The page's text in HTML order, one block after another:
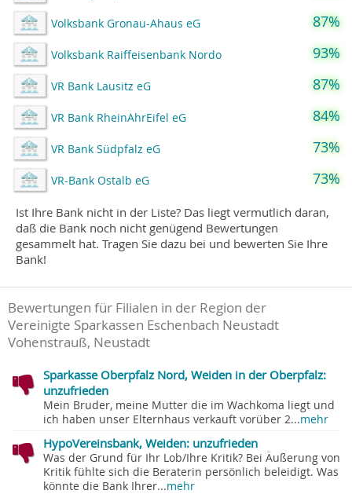
Volksbank Gronau-Ahaus eG 87%
Volksbank Raiffeisenbank Nordo 93%
VR Bank Lausitz eG 87%
VR Bank RheinAhrEifel eG 84%
VR Bank Südpfalz eG 73%
VR-Bank Ostalb eG 73%
Ist Ihre Bank nicht in der Liste? Das liegt vermutlich daran,
daß die Bank noch nicht genügend Bewertungen
gesammelt hat. Tragen Sie dazu bei und bewerten Sie Ihre
Bank!
Bewertungen für Filialen in der Region der
Vereinigte Sparkassen Eschenbach Neustadt
Vohenstrauß, Neustadt
Sparkasse Oberpfalz Nord, Weiden in der Oberpfalz:
unzufrieden
Mein Bruder, meine Mutter die im Wachkoma liegt und
ich haben unser Elternhaus verkauft vorüber 2...mehr
HypoVereinsbank, Weiden: unzufrieden
Was der Grund für Ihr Lob/Ihre Kritik? Bei Äußerung von
Kritik fühlte sich die Beraterin persönlich beleidigt. Was
könnte die Bank Ihrer...mehr